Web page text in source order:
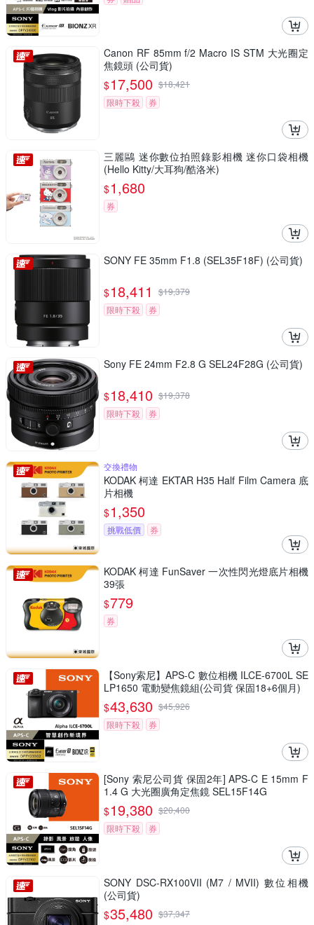
Canon RF 85mm f/2 Macro IS STM 大光圈定
焦鏡頭 (公司貨)
$17,500 $18,421
限時下殺
券
三麗鷗 迷你數位拍照錄影相機 迷你口袋相機
(Hello Kitty/大耳狗/酷洛米)
$1,680
券
SONY FE 35mm F1.8 (SEL35F18F) (公司貨)
$18,411 $19,379
限時下殺
券
Sony FE 24mm F2.8 G SEL24F28G (公司貨)
$18,410 $19,378
限時下殺
券
交換禮物
KODAK 柯達 EKTAR H35 Half Film Camera 底
片相機
$1,350
挑戰低價 券
KODAK 柯達 FunSaver 一次性閃光燈底片相機
39張
$779
券
【Sony索尼】APS-C 數位相機 ILCE-6700L SE
LP1650 電動變焦鏡組(公司貨 保固18+6個月)
$43,630 $45,926
限時下殺
券
[Sony 索尼公司貨 保固2年] APS-C E 15mm F
1.4 G 大光圈廣角定焦鏡 SEL15F14G
$19,380 $20,400
限時下殺
券
SONY DSC-RX100VII (M7 / MVII) 數位相機
(公司貨)
$35,480 $37,347